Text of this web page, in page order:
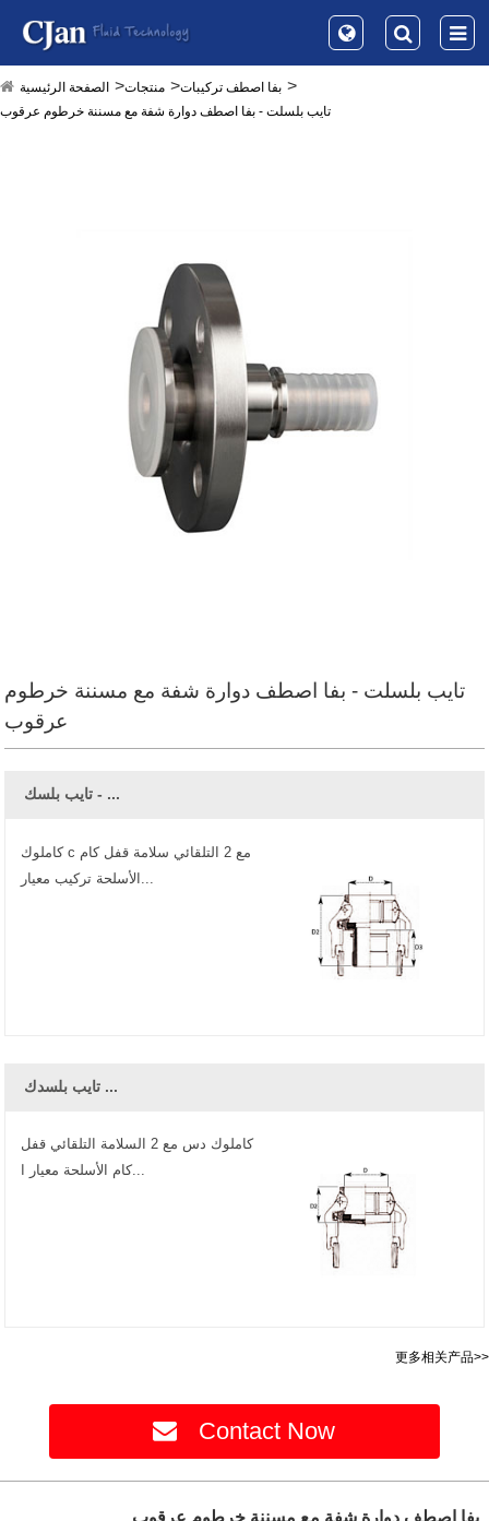
الصفحة الرئيسية منتجات
بفا اصطف تركيبات
تايب بلسلت - بفا اصطف دوارة شفة مع مسننة خرطوم عرقوب
تايب بلسلت - بفا اصطف دوارة شفة مع مسننة خرطوم
عرقوب
تايب بلسك - ...
كاملوك c مع 2 التلقائي سلامة قفل كام
تايب بلسدك ...
كاملوك دس مع 2 السلامة التلقائي قفل
كام الأسلحة معيار ا...
更多相关产品>>
Contact Now
بفا اصطف دوارة شفة مع مسننة خرطوم عرقوب